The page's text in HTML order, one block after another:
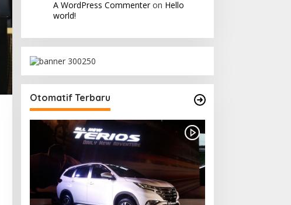
A WordPress Commenteron Hello
world!
Otomatif Terbaru